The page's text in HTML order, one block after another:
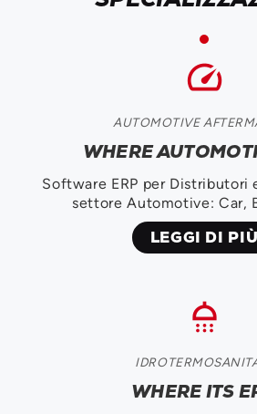
speed
AUTOMOTIVE
WHERE
Software ERP per Distributori
settore Automotive: Car,
LEGGI DI PIÙ
shower
WHERE ITS